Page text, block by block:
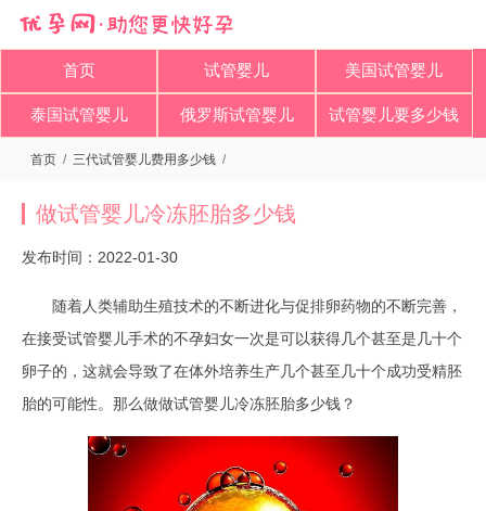
首页 试管婴儿 美国试管婴儿
泰国试管婴儿 俄罗斯试管婴儿 试管婴儿要多少钱
首页 / 三代试管婴儿费用多少钱 /
做试管婴儿冷冻胚胎多少钱
发布时间：2022-01-30
随着人类辅助生殖技术的不断进化与促排卵药物的不断完善，
在接受试管婴儿手术的不孕妇女一次是可以获得几个甚至是几十个
卵子的，这就会导致了在体外培养生产几个甚至几十个成功受精胚
胎的可能性。那么做做试管婴儿冷冻胚胎多少钱？